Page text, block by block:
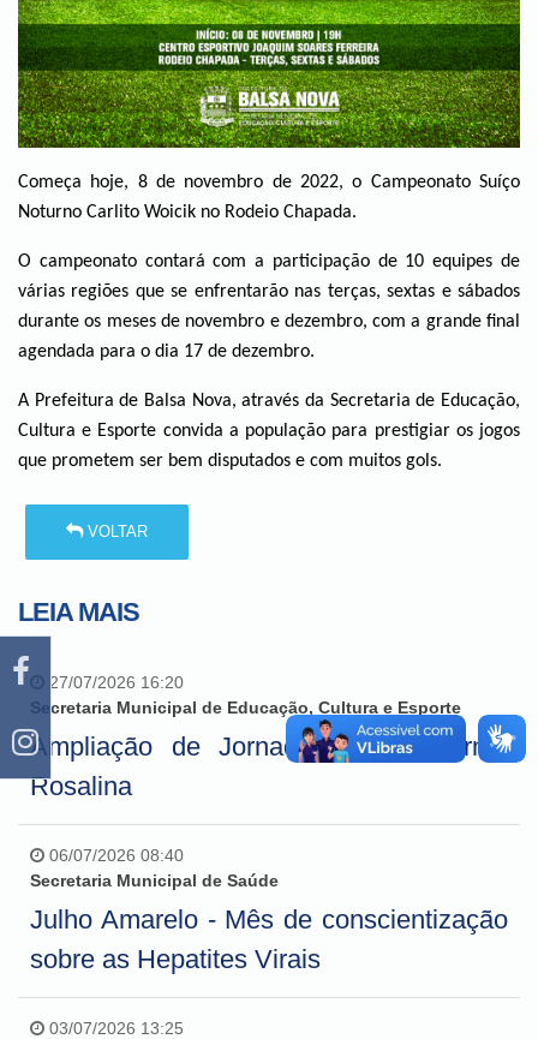
Começa hoje, 8 de novembro de 2022, o Campeonato Suíço
Noturno Carlito Woicik no Rodeio Chapada.
O campeonato contará com a participação de 10 equipes de
várias regiões que se enfrentarão nas terças, sextas e sábados
durante os meses de novembro e dezembro, com a grande final
agendada para o dia 17 de dezembro.
A Prefeitura de Balsa Nova, através da Secretaria de Educação,
Cultura e Esporte convida a população para prestigiar os jogos
que prometem ser bem disputados e com muitos gols.
VOLTAR
LEIA MAIS
27/07/2026 16:20
Secretaria Municipal de Educação, Cultura e Esporte
Ampliação de Jornada - Escola Irmã
Rosalina
06/07/2026 08:40
Secretaria Municipal de Saúde
Julho Amarelo - Mês de conscientização
sobre as Hepatites Virais
03/07/2026 13:25